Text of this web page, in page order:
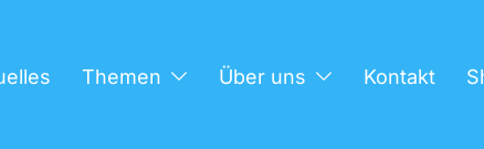
Themen Über uns Kontakt